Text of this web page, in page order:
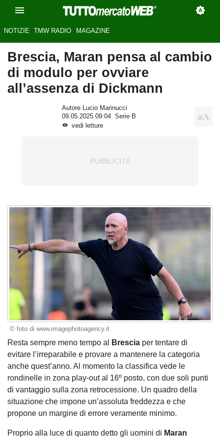
NOTIZIE TMW RADIO MAGAZINE
Brescia, Maran pensa al cambio
di modulo per ovviare
all’assenza di Dickmann
Autore Lucio Marinucci
09.05.2025 09:04
Serie B
vedi letture
© foto di www.imagephotoagency.it
Resta sempre meno tempo al Brescia per tentare di
evitare l’irreparabile e provare a mantenere la categoria
anche quest’anno. Al momento la classifica vede le
rondinelle in zona play-out al 16º posto, con due soli punti
di vantaggio sulla zona retrocessione. Un quadro della
situazione che impone un’assoluta freddezza e che
propone un margine di errore veramente minimo.
Proprio alla luce di quanto detto gli uomini di Maran